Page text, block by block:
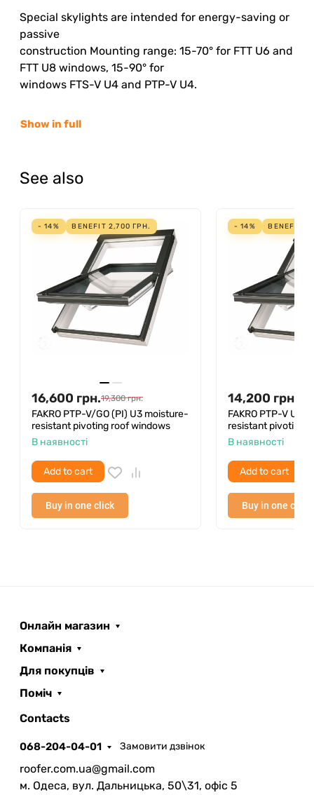
Special skylights are intended for energy-saving or
passive
construction Mounting range: 15-70° for FTT U6 and
FTT U8 windows, 15-90° for
windows FTS-V U4 and PTP-V U4.
Show in full
See also
- 14% BENEFIT 2,700 ГРН.
16,600 грн.19,300 грн.
FAKRO PTP-V/GO (PI) U3 moisture-
resistant pivoting roof windows
В наявності
Add to cart
Buy in one click
- 14% BENEFIT
14,200 грн.
FAKRO PTP-V U3
resistant pivoting
В наявності
Add to cart
Buy in one click
Онлайн магазин
Компанія
Для покупців
Поміч
Contacts
068-204-04-01 Замовити дзвінок
roofer.com.ua@gmail.com
м. Одеса, вул. Дальницька, 50\31, офіс 5